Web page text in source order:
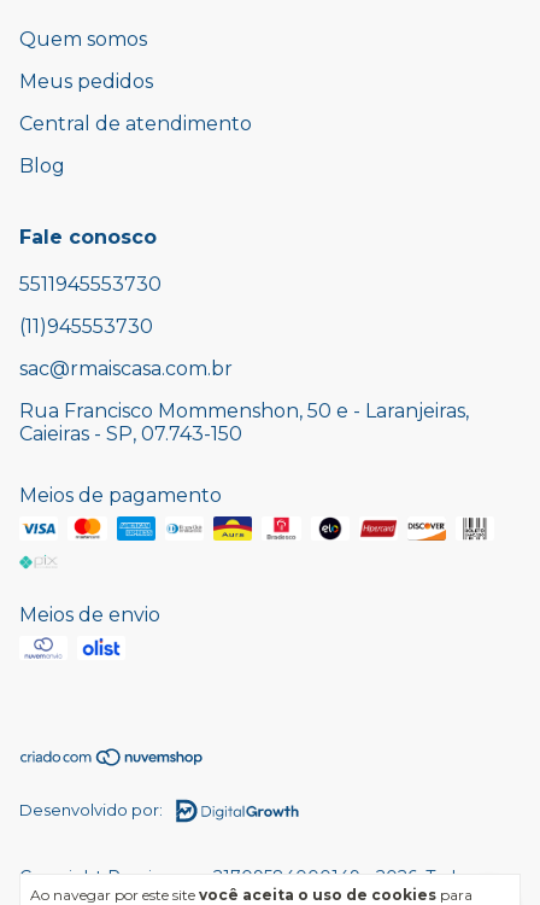
Ao navegar por este site você aceita o uso de cookies para
Quem somos
Meus pedidos
Central de atendimento
Blog
Fale conosco
5511945553730
(11)945553730
sac@rmaiscasa.com.br
Rua Francisco Mommenshon, 50 e - Laranjeiras,
Caieiras - SP, 07.743-150
Meios de pagamento
Meios de envio
Desenvolvido por:
Copyright Rmaiscasa - 21709584000149 - 2026. Todos os
direitos reservados.